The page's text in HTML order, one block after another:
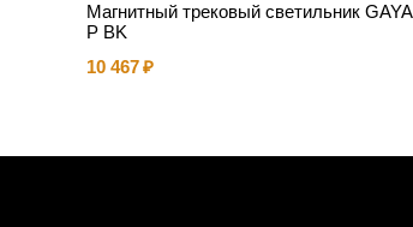
Магнитный трековый светильник GAYA
P BK
10 467